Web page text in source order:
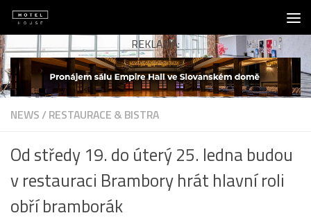
Skip to content
REKLAMA:
NEWS/RESTAURACE & BISTRA
Od středy 19. do úterý 25. ledna budou
v restauraci Brambory hrát hlavní roli
obří bramborák